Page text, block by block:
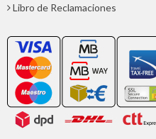
Libro de Reclamaciones